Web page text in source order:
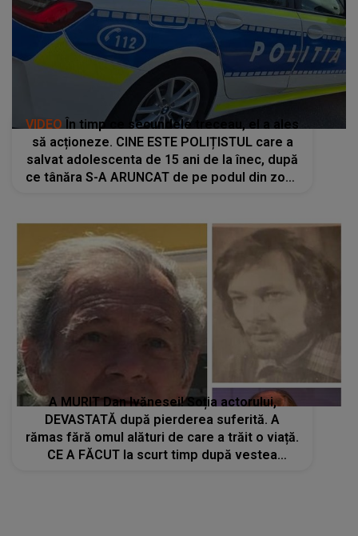
VIDEO În timp ce secundele treceau, el a ales
să acționeze. CINE ESTE POLIȚISTUL care a
salvat adolescenta de 15 ani de la înec, după
ce tânăra S-A ARUNCAT de pe podul din zona
A MURIT Dan Ivănesei! Soția actorului,
DEVASTATĂ după pierderea suferită. A
rămas fără omul alături de care a trăit o viață.
CE A FĂCUT la scurt timp după vestea